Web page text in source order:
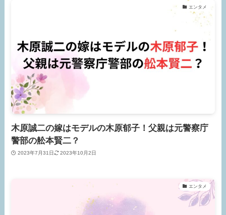
エンタメ
木原誠二の嫁はモデルの木原郁子！父親は元警察庁
警部の舩本賢二？
2023年7月31日 2023年10月2日
エンタメ